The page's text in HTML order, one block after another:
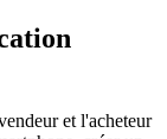
et l'acheteur